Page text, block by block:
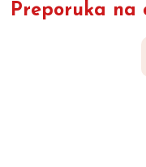
Preporuka na